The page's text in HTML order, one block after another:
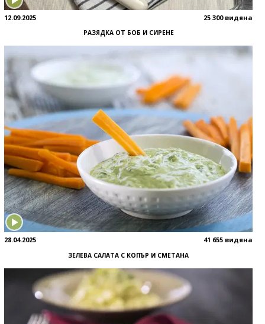
12.09.2025 25 300 видяна
РАЗЯДКА ОТ БОБ И СИРЕНЕ
28.04.2025 41 655 видяна
ЗЕЛЕВА САЛАТА С КОПЪР И СМЕТАНА